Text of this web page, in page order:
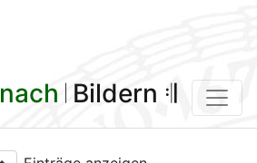
nach 𝄀 Bildern 𝄇